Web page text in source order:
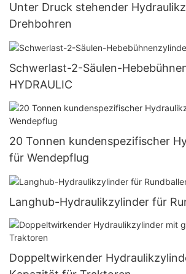
Unter Druck stehender
Drehbohren
Schwerlast-2-Säulen-
HYDRAULIC
20 Tonnen kundenspezifischer
für Wendepflug
Langhub-Hydraulikzylinder für
Doppeltwirkender